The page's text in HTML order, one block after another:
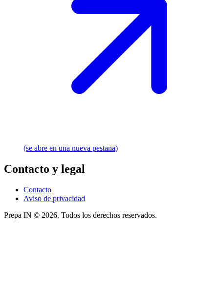
(se abre en una nueva pestana)
Contacto y legal
Contacto
Aviso de privacidad
Prepa IN © 2026. Todos los derechos reservados.